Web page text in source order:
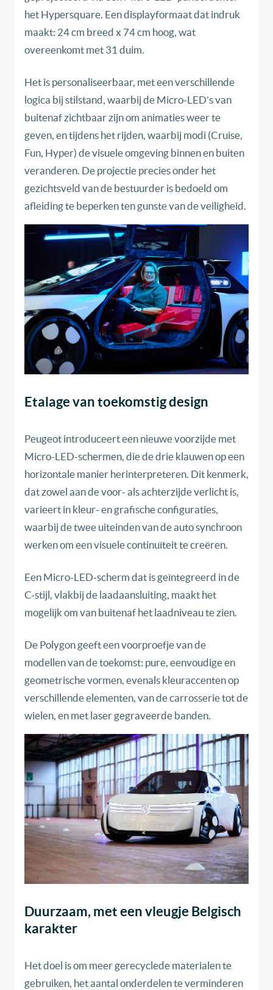
het Hypersquare. Een displayformaat dat indruk
maakt: 24 cm breed x 74 cm hoog, wat
overeenkomt met 31 duim.
Het is personaliseerbaar, met een verschillende
logica bij stilstand, waarbij de Micro-LED’s van
buitenaf zichtbaar zijn om animaties weer te
geven, en tijdens het rijden, waarbij modi (Cruise,
Fun, Hyper) de visuele omgeving binnen en buiten
veranderen. De projectie precies onder het
gezichtsveld van de bestuurder is bedoeld om
afleiding te beperken ten gunste van de veiligheid.
Etalage van toekomstig design
Peugeot introduceert een nieuwe voorzijde met
Micro-LED-schermen, die de drie klauwen op een
horizontale manier herinterpreteren. Dit kenmerk,
dat zowel aan de voor- als achterzijde verlicht is,
varieert in kleur- en grafische configuraties,
waarbij de twee uiteinden van de auto synchroon
werken om een visuele continuïteit te creëren.
Een Micro-LED-scherm dat is geïntegreerd in de
C-stijl, vlakbij de laadaansluiting, maakt het
mogelijk om van buitenaf het laadniveau te zien.
De Polygon geeft een voorproefje van de
modellen van de toekomst: pure, eenvoudige en
geometrische vormen, evenals kleuraccenten op
verschillende elementen, van de carrosserie tot de
wielen, en met laser gegraveerde banden.
Duurzaam, met een vleugje Belgisch
karakter
Het doel is om meer gerecyclede materialen te
gebruiken, het aantal onderdelen te verminderen